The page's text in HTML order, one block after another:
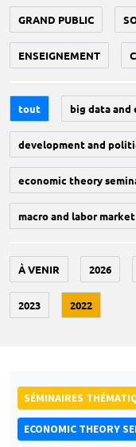
GRAND PUBLIC
ENSEIGNEMENT
tout big data and
development and
economic theory
macro and labor
À VENIR 2026
2023 2022
SÉMINAIRES
ECONOMIC THEORY